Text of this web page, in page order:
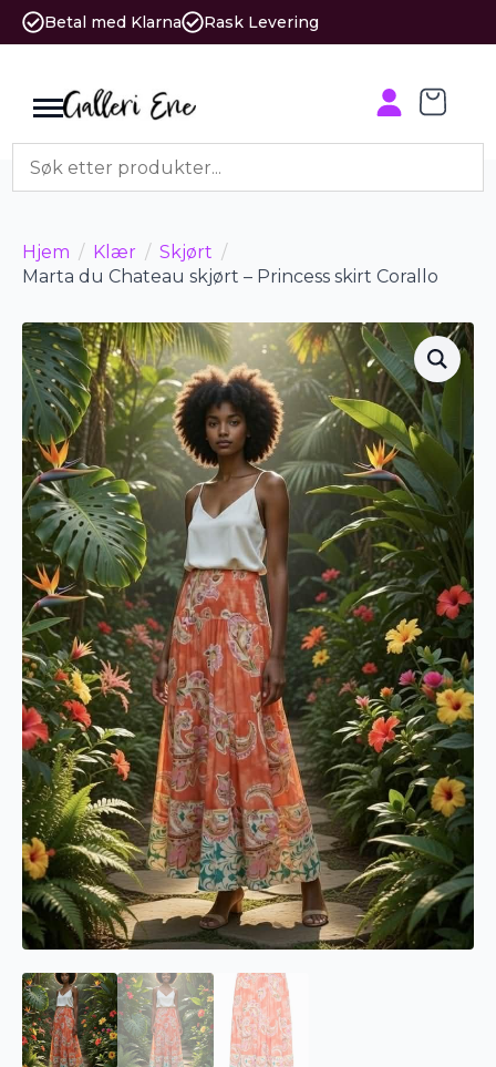
Betal med Klarna Rask Levering
Hjem Klær
Skjørt
Marta du Chateau skjørt – Princess skirt Corallo